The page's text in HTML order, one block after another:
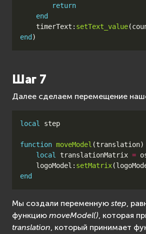
return
end
timerText : setText_value(
end )
Шаг 7
Далее сделаем перемещение
local step
function moveModel (translation)
local
translationMatrix =
logoModel : setMatrix(
end
Мы создали переменную step,
функцию moveModel(), которая
translation, который принимает